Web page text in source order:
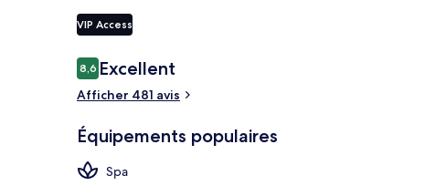
VIP Access
Avis
voyageurs
8,68,6 sur 10
Excellent
Afficher 481 avis
Équipements populaires
Spa